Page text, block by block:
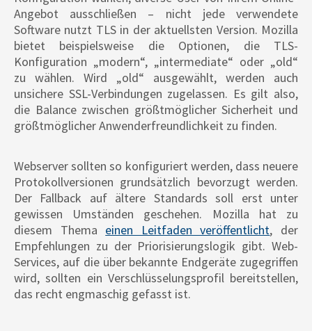
Angebot ausschließen – nicht jede verwendete
Software nutzt TLS in der aktuellsten Version. Mozilla
bietet beispielsweise die Optionen, die TLS-
Konfiguration „modern“, „intermediate“ oder „old“
zu wählen. Wird „old“ ausgewählt, werden auch
unsichere SSL-Verbindungen zugelassen. Es gilt also,
die Balance zwischen größtmöglicher Sicherheit und
größtmöglicher Anwenderfreundlichkeit zu finden.
Webserver sollten so konfiguriert werden, dass neuere
Protokollversionen grundsätzlich bevorzugt werden.
Der Fallback auf ältere Standards soll erst unter
gewissen Umständen geschehen. Mozilla hat zu
diesem Thema einen Leitfaden veröffentlicht, der
Empfehlungen zu der Priorisierungslogik gibt. Web-
Services, auf die über bekannte Endgeräte zugegriffen
wird, sollten ein Verschlüsselungsprofil bereitstellen,
das recht engmaschig gefasst ist.